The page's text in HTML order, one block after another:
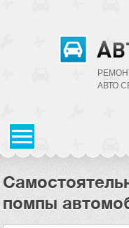
АВТО
помпы